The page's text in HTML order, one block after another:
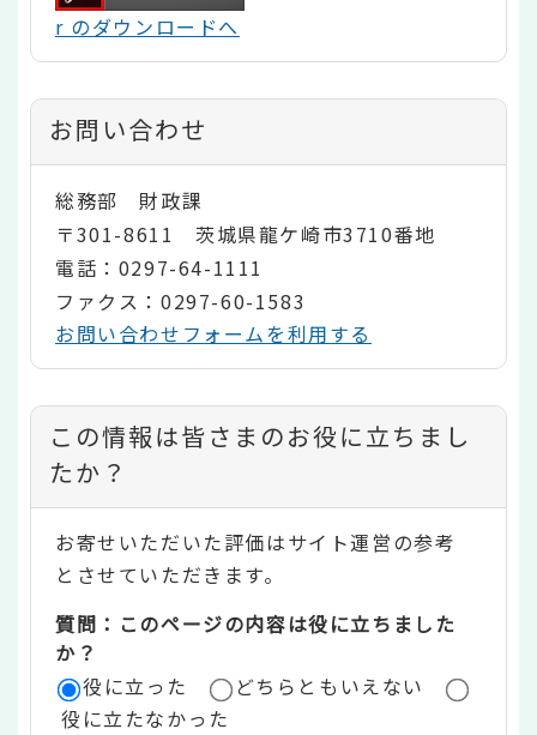
r のダウンロードへ
お問い合わせ
総務部 財政課
〒301-8611 茨城県龍ケ崎市3710番地
電話：0297-64-1111
ファクス：0297-60-1583
お問い合わせフォームを利用する
コ
ン
テ
ン
ツ
評
価
この情報は皆さまのお役に立ちまし
たか？
お寄せいただいた評価はサイト運営の参考
とさせていただきます。
質問：このページの内容は役に立ちました
か？
役に立った
どちらともいえない
役に立たなかった